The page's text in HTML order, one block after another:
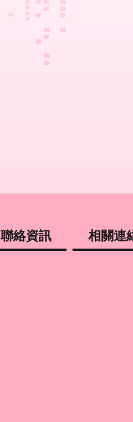
聯絡資訊 相關連